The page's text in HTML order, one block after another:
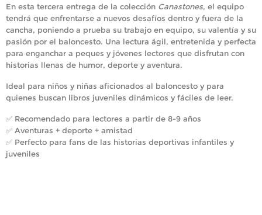
En esta tercera entrega de la colección Canastones, el equipo
tendrá que enfrentarse a nuevos desafíos dentro y fuera de la
cancha, poniendo a prueba su trabajo en equipo, su valentía y su
pasión por el baloncesto. Una lectura ágil, entretenida y perfecta
para enganchar a peques y jóvenes lectores que disfrutan con
historias llenas de humor, deporte y aventura.
Ideal para niños y niñas aficionados al baloncesto y para
quienes buscan libros juveniles dinámicos y fáciles de leer.
✅ Recomendado para lectores a partir de 8-9 años
✅ Aventuras + deporte + amistad
✅ Perfecto para fans de las historias deportivas infantiles y
juveniles